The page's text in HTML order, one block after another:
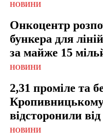
НОВИНИ
Онкоцентр
бункера для
за майже 15
НОВИНИ
2,31 проміле та
Кропивницькому
відсторонили
НОВИНИ